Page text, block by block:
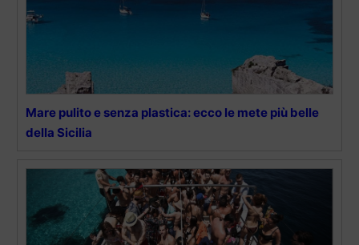
Mare pulito e senza plastica: ecco le mete più belle
della Sicilia